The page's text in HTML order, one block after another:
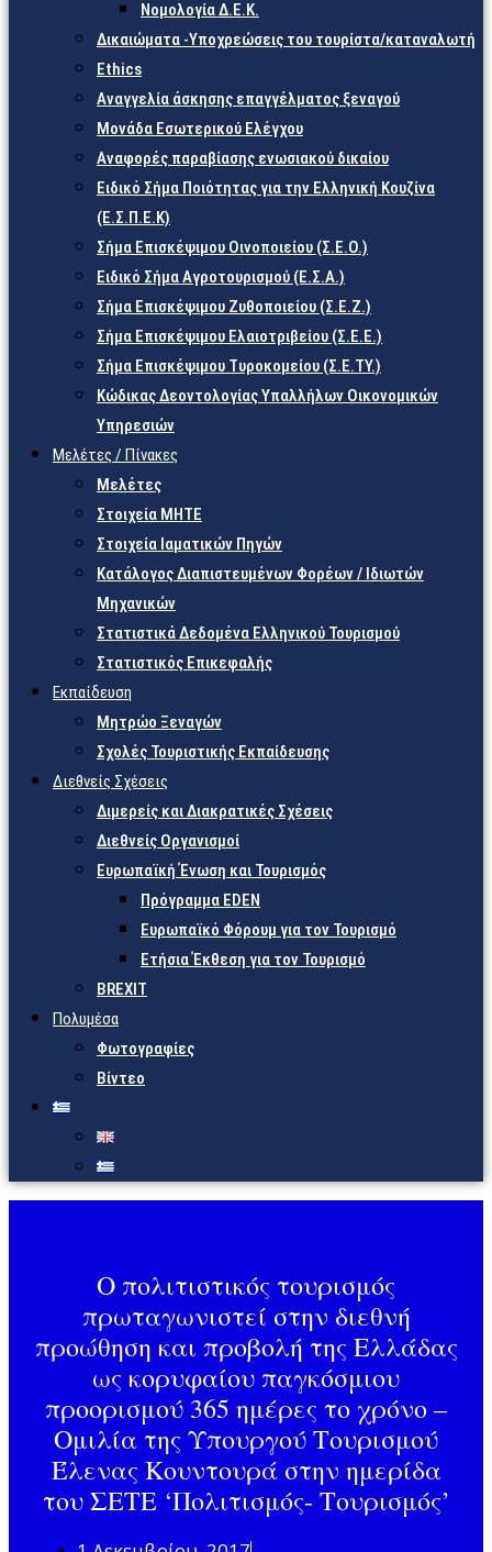
Νομολογία Δ.Ε.Κ.
Δικαιώματα -Υποχρεώσεις του τουρίστα/καταναλωτή
Ethics
Αναγγελία άσκησης επαγγέλματος ξεναγού
Μονάδα Εσωτερικού Ελέγχου
Αναφορές παραβίασης ενωσιακού δικαίου
Ειδικό Σήμα Ποιότητας για την Ελληνική Κουζίνα
(Ε.Σ.Π.Ε.Κ)
Σήμα Επισκέψιμου Οινοποιείου (Σ.Ε.Ο.)
Ειδικό Σήμα Αγροτουρισμού (Ε.Σ.Α.)
Σήμα Επισκέψιμου Ζυθοποιείου (Σ.Ε.Ζ.)
Σήμα Επισκέψιμου Ελαιοτριβείου (Σ.Ε.Ε.)
Σήμα Επισκέψιμου Τυροκομείου (Σ.Ε.TY.)
Κώδικας Δεοντολογίας Υπαλλήλων Οικονομικών
Υπηρεσιών
Μελέτες / Πίνακες
Μελέτες
Στοιχεία ΜΗΤΕ
Στοιχεία Ιαματικών Πηγών
Κατάλογος Διαπιστευμένων Φορέων / Ιδιωτών
Μηχανικών
Στατιστικά Δεδομένα Ελληνικού Τουρισμού
Στατιστικός Επικεφαλής
Εκπαίδευση
Μητρώο Ξεναγών
Σχολές Τουριστικής Εκπαίδευσης
Διεθνείς Σχέσεις
Διμερείς και Διακρατικές Σχέσεις
Διεθνείς Οργανισμοί
Ευρωπαϊκή Ένωση και Τουρισμός
Πρόγραμμα EDEN
Ευρωπαϊκό Φόρουμ για τον Τουρισμό
Ετήσια Έκθεση για τον Τουρισμό
BREXIT
Πολυμέσα
Φωτογραφίες
Βίντεο
Ο πολιτιστικός τουρισμός
πρωταγωνιστεί στην διεθνή
προώθηση και προβολή της Ελλάδας
ως κορυφαίου παγκόσμιου
προορισμού 365 ημέρες το χρόνο –
Ομιλία της Υπουργού Τουρισμού
Έλενας Κουντουρά στην ημερίδα
του ΣΕΤΕ ‘Πολιτισμός- Τουρισμός’